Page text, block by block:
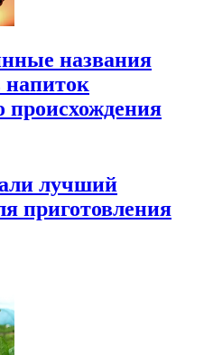
названия
напиток
происхождения
лучший
приготовления